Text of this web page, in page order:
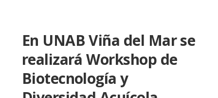
En UNAB Viña del Mar se
realizará Workshop de
Biotecnología y